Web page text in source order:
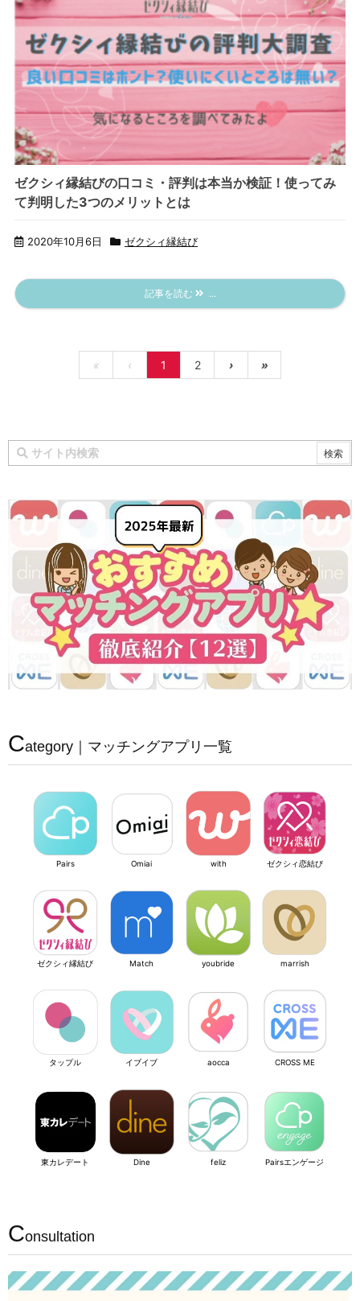
ゼクシィ縁結びの口コミ・評判は本当か検証！使ってみ
て判明した3つのメリットとは
2020年10月6日 ゼクシィ縁結び
記事を読む ...
« ‹ 1 2 › »
Category｜マッチングアプリ一覧
Pairs Omiai with ゼクシィ恋結び
ゼクシィ縁結び Match youbride marrish
タップル イブイブ aocca CROSS ME
東カレデート Dine feliz Pairsエンゲージ
Consultation